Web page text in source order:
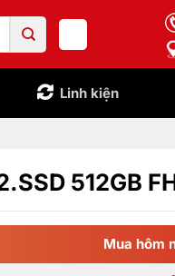
Linh kiện
512GB
Mua hôm